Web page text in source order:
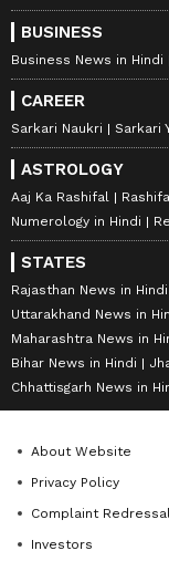
BUSINESS
Business News in Hindi
CAREER
Sarkari Naukri Sarkari
ASTROLOGY
Aaj Ka Rashifal
Numerology in Hindi
STATES
Rajasthan News in Hindi
Uttarakhand News in
Maharashtra News in
Bihar News in Hindi
Chhattisgarh News in
About Website
Privacy Policy
Complaint Redressal
Investors